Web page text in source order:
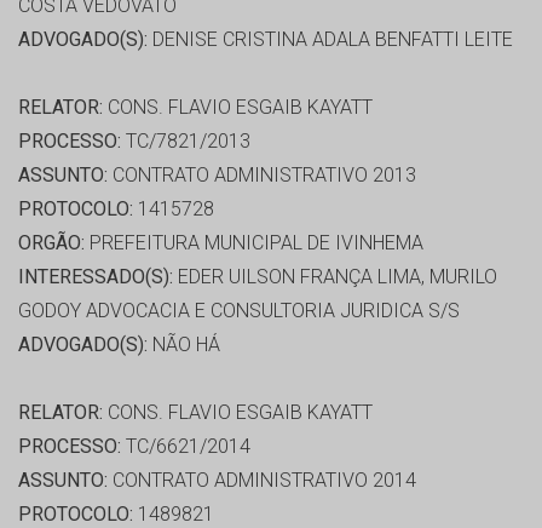
COSTA VEDOVATO
ADVOGADO(S): DENISE CRISTINA ADALA BENFATTI LEITE
RELATOR: CONS. FLAVIO ESGAIB KAYATT
PROCESSO: TC/7821/2013
ASSUNTO: CONTRATO ADMINISTRATIVO 2013
PROTOCOLO: 1415728
ORGÃO: PREFEITURA MUNICIPAL DE IVINHEMA
INTERESSADO(S): EDER UILSON FRANÇA LIMA, MURILO
GODOY ADVOCACIA E CONSULTORIA JURIDICA S/S
ADVOGADO(S): NÃO HÁ
RELATOR: CONS. FLAVIO ESGAIB KAYATT
PROCESSO: TC/6621/2014
ASSUNTO: CONTRATO ADMINISTRATIVO 2014
PROTOCOLO: 1489821